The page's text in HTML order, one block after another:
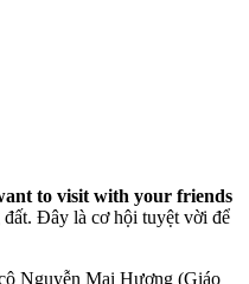
to visit with your friends
Đây là cơ hội tuyệt vời để
Nguyễn Mai Hương (Giáo